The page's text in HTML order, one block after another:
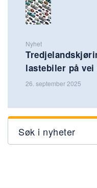
Nyhet
lastebiler på vei
26. september 2025
Søk i nyheter